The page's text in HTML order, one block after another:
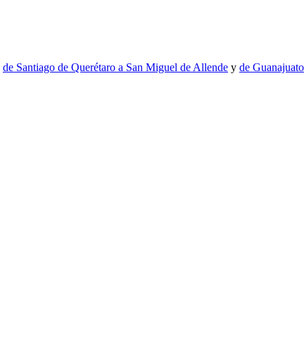
de Santiago de Querétaro a San Miguel de Allende y de Guanajuato